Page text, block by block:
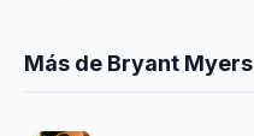
Más de Bryant Myers